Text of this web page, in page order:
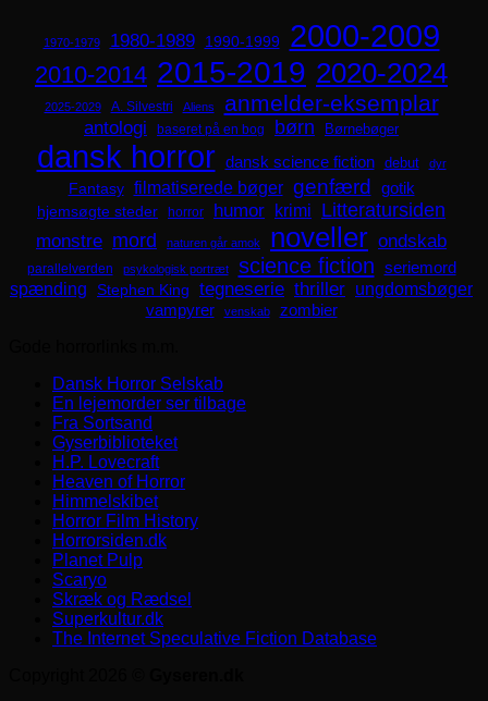
1970-1979 1980-1989 1990-1999 2000-2009
2010-2014 2015-2019 2020-2024
2025-2029 A. Silvestri Aliens anmelder-eksemplar
antologi baseret på en bog børn Børnebøger
dansk horror dansk science fiction debut dyr
Fantasy filmatiserede bøger genfærd
gotik
hjemsøgte steder
horror humor krimi Litteratursiden
monstre mord naturen går amok noveller ondskab
parallelverden psykologisk portræt science fiction seriemord
spænding Stephen King tegneserie thriller ungdomsbøger
vampyrer venskab
zombier
Dansk Horror Selskab
En lejemorder ser tilbage
Fra Sortsand
Gyserbiblioteket
H.P. Lovecraft
Heaven of Horror
Himmelskibet
Horror Film History
Horrorsiden.dk
Planet Pulp
Scaryo
Skræk og Rædsel
Superkultur.dk
The Internet Speculative Fiction Database